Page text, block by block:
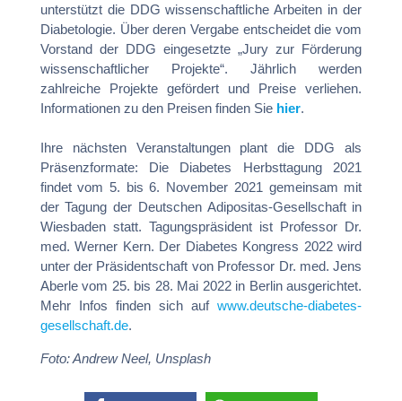
unterstützt die DDG wissenschaftliche Arbeiten in der
Diabetologie. Über deren Vergabe entscheidet die vom
Vorstand der DDG eingesetzte „Jury zur Förderung
wissenschaftlicher Projekte“. Jährlich werden
zahlreiche Projekte gefördert und Preise verliehen.
Informationen zu den Preisen finden Sie hier.
Ihre nächsten Veranstaltungen plant die DDG als
Präsenzformate: Die Diabetes Herbsttagung 2021
findet vom 5. bis 6. November 2021 gemeinsam mit
der Tagung der Deutschen Adipositas-Gesellschaft in
Wiesbaden statt. Tagungspräsident ist Professor Dr.
med. Werner Kern. Der Diabetes Kongress 2022 wird
unter der Präsidentschaft von Professor Dr. med. Jens
Aberle vom 25. bis 28. Mai 2022 in Berlin ausgerichtet.
Mehr Infos finden sich aufwww.deutsche-diabetes-
gesellschaft.de.
Foto: Andrew Neel, Unsplash